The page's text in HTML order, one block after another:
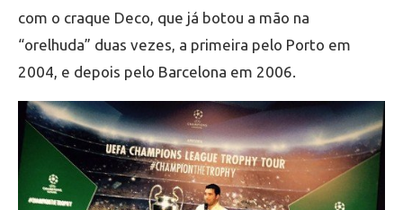
com o craque Deco, que já botou a mão na
“orelhuda” duas vezes, a primeira pelo Porto em
2004, e depois pelo Barcelona em 2006.